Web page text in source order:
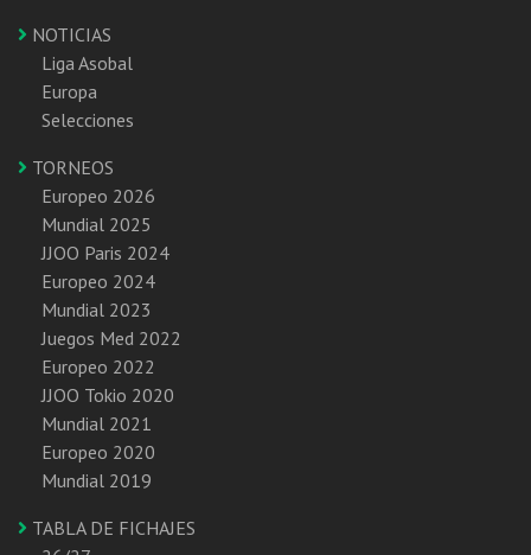
NOTICIAS
Liga Asobal
Europa
Selecciones
TORNEOS
Europeo 2026
Mundial 2025
JJOO Paris 2024
Europeo 2024
Mundial 2023
Juegos Med 2022
Europeo 2022
JJOO Tokio 2020
Mundial 2021
Europeo 2020
Mundial 2019
TABLA DE FICHAJES